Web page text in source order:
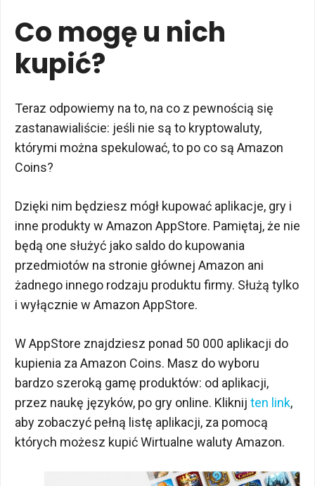
Co mogę u nich
kupić?
Teraz odpowiemy na to, na co z pewnością się
zastanawialiście: jeśli nie są to kryptowaluty,
którymi można spekulować, to po co są Amazon
Coins?
Dzięki nim będziesz mógł kupować aplikacje, gry i
inne produkty w Amazon AppStore. Pamiętaj, że nie
będą one służyć jako saldo do kupowania
przedmiotów na stronie głównej Amazon ani
żadnego innego rodzaju produktu firmy. Służą tylko
i wyłącznie w Amazon AppStore.
W AppStore znajdziesz ponad 50 000 aplikacji do
kupienia za Amazon Coins. Masz do wyboru
bardzo szeroką gamę produktów: od aplikacji,
przez naukę języków, po gry online. Kliknij ten link,
aby zobaczyć pełną listę aplikacji, za pomocą
których możesz kupić Wirtualne waluty Amazon.